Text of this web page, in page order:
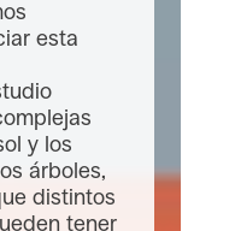
investigación
en
y
una